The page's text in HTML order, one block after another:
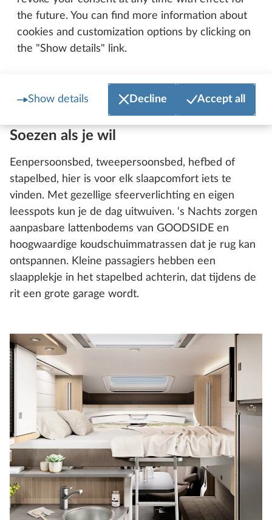
the future. You can find more information about
cookies and customization options by clicking on
the "Show details" link.
Show details Decline Accept all
Hobby ONTOUR T 700 F
Soezen als je wil
Eenpersoonsbed, tweepersoonsbed, hefbed of
stapelbed, hier is voor elk slaapcomfort iets te
vinden. Met gezellige sfeerverlichting en eigen
leesspots kun je de dag uitwuiven. ‘s Nachts zorgen
aanpasbare lattenbodems van GOODSIDE en
hoogwaardige koudschuimmatrassen dat je rug kan
ontspannen. Kleine passagiers hebben een
slaapplekje in het stapelbed achterin, dat tijdens de
rit een grote garage wordt.